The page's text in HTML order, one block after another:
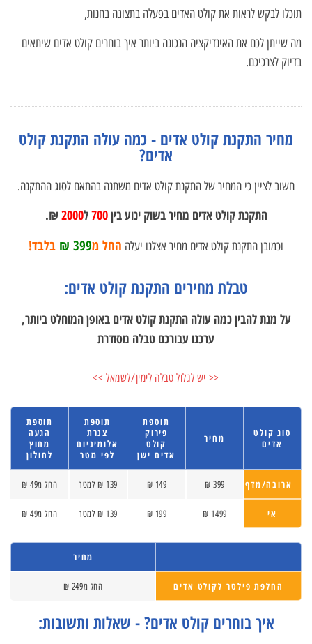
תוכלו לבקש לראות את קולט האדים בפעלה בתצוגה בחנות,
מה שייתן לכם את האינדיקציה הנכונה ביותר איך בוחרים קולט אדים שיתאים
בדיוק לצרכיכם.
מחיר התקנת קולט אדים - כמה עולה התקנת קולט
אדים?
חשוב לציין כי המחיר של התקנת קולט אדים משתנה בהתאם לסוג ההתקנה.
התקנת קולט אדים מחיר בשוק ינוע בין700ל2000
₪.
וכמובן התקנת קולט אדים מחיר אצלנו יעלה החל מ399 ₪ בלבד!
טבלת מחירים התקנת קולט אדים:
על מנת להבין כמה עולה התקנת קולט אדים באופן המוחלט ביותר,
ערכנו עבורכם טבלה מסודרת
<< יש לגלול טבלה לימין/לשמאל >>
סוג קולט
אדים
מחיר
תוספת
פירוק
קולט
אדים ישן
תוספת
צנרת
אלומיניום
לפי מטר
תוספת
הגעה
מחוץ
לחולון
ארובה/מדף 399 ₪
149 ₪ 139 ₪ למטר החל מ49 ₪
אי 1499 ₪
199 ₪ 139 ₪ למטר החל מ49 ₪
מחיר
החלפת פילטר לקולט אדים החל מ249 ₪
איך בוחרים קולט אדים? - שאלות ותשובות: